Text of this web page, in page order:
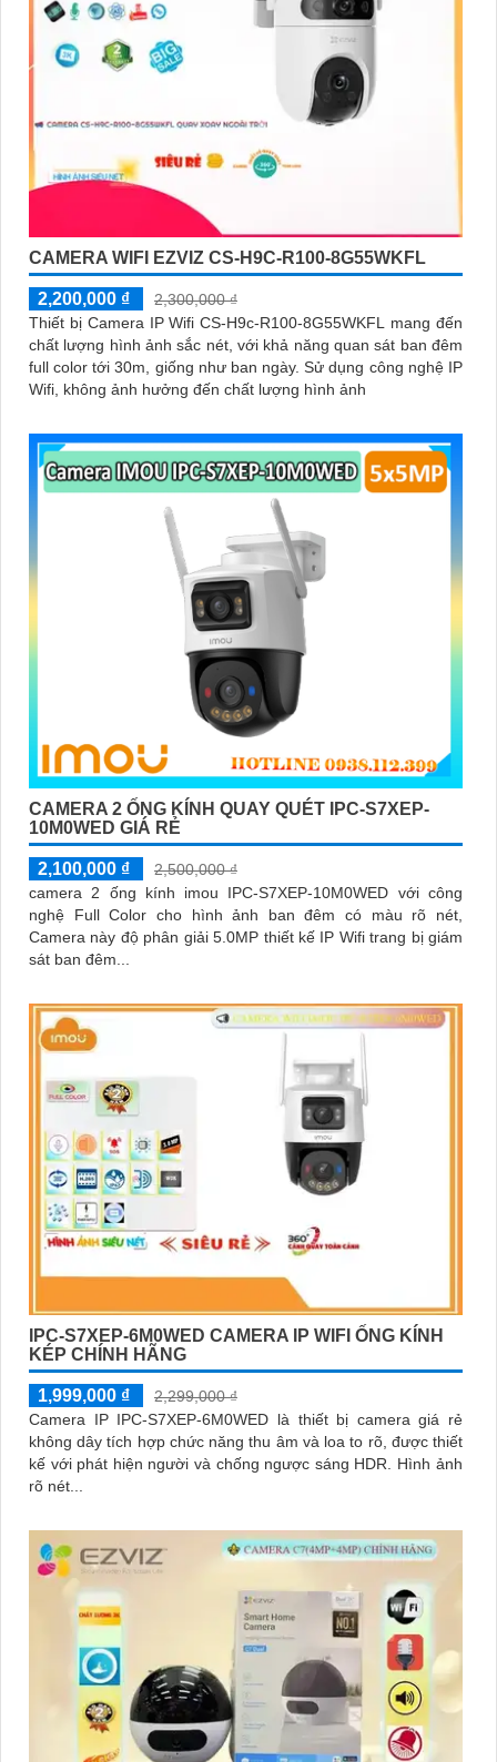
CAMERA WIFI EZVIZ CS-H9C-R100-8G55WKFL
2,200,000 ₫
2,300,000 ₫
Thiết bị Camera IP Wifi CS-H9c-R100-8G55WKFL mang đến
chất lượng hình ảnh sắc nét, với khả năng quan sát ban đêm
full color tới 30m, giống như ban ngày. Sử dụng công nghệ IP
Wifi, không ảnh hưởng đến chất lượng hình ảnh
CAMERA 2 ỐNG KÍNH QUAY QUÉT IPC-S7XEP-
10M0WED GIÁ RẺ
2,100,000 ₫
2,500,000 ₫
camera 2 ống kính imou IPC-S7XEP-10M0WED với công
nghệ Full Color cho hình ảnh ban đêm có màu rõ nét,
Camera này độ phân giải 5.0MP thiết kế IP Wifi trang bị giám
sát ban đêm...
IPC-S7XEP-6M0WED CAMERA IP WIFI ỐNG KÍNH
KÉP CHÍNH HÃNG
1,999,000 ₫
2,299,000 ₫
Camera IP IPC-S7XEP-6M0WED là thiết bị camera giá rẻ
không dây tích hợp chức năng thu âm và loa to rõ, được thiết
kế với phát hiện người và chống ngược sáng HDR. Hình ảnh
rõ nét...